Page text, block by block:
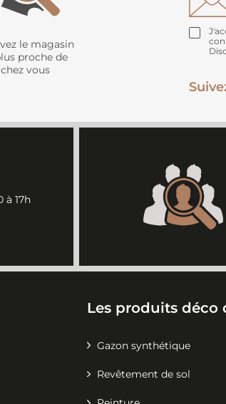
le magasin
proche de
chez vous
à 17h
Les produits déco
Gazon synthétique
Revêtement de sol